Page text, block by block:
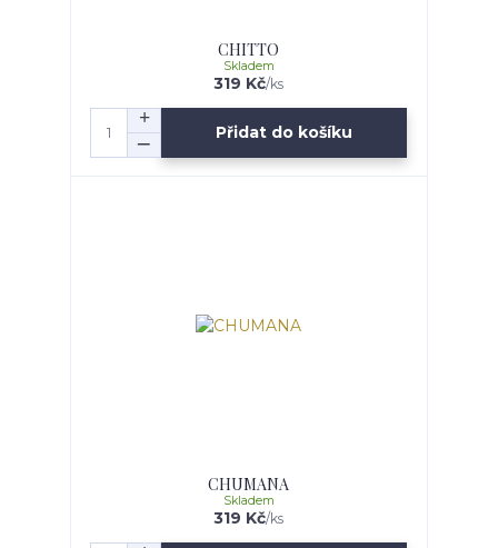
CHITTO
319 Kč/ks
Skladem
Přidat do košíku
CHUMANA
319 Kč/ks
Skladem